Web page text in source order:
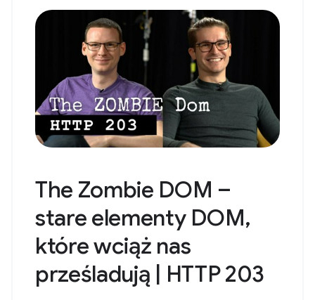
The Zombie DOM –
stare elementy DOM,
które wciąż nas
prześladują | HTTP 203